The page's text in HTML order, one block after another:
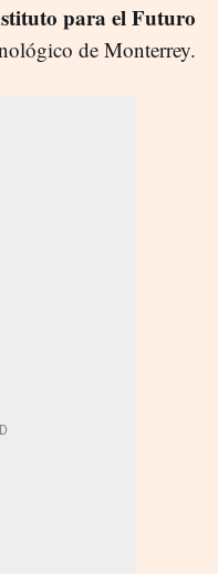
para el Futuro
de Monterrey.